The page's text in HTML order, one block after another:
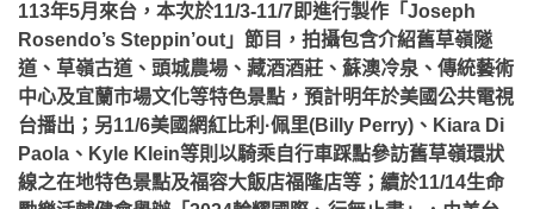
113年5月來台，本次於11/3-11/7即進行製作「Joseph
Rosendo’s Steppin’out」節目，拍攝包含介紹舊草嶺隧
道、草嶺古道、頭城農場、藏酒酒莊、蘇澳冷泉、傳統藝術
中心及宜蘭市場文化等特色景點，預計明年於美國公共電視
台播出；另11/6美國網紅比利·佩里(Billy Perry)、Kiara Di
Paola、Kyle Klein等則以騎乘自行車踩點參訪舊草嶺環狀
線之在地特色景點及福容大飯店福隆店等；續於11/14生命